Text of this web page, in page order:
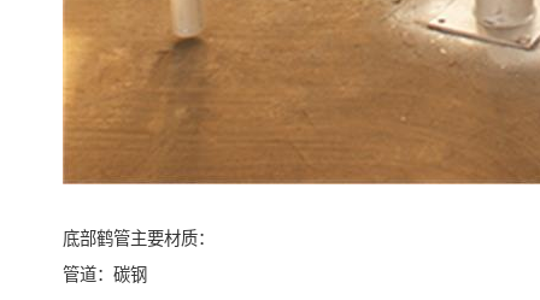
底部鹤管主要材质：
管道：碳钢